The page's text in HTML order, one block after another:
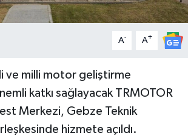
A- A+
ve milli motor geliştirme
katkı sağlayacak TRMOTOR
Merkezi, Gebze Teknik
hizmete açıldı.